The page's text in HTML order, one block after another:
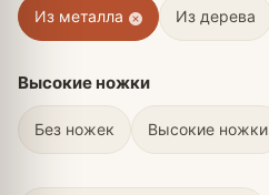
Из металла Из дерева
Высокие ножки
Без ножек Высокие ножки